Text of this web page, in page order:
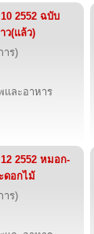
2552 ฉบับ
ว(แล้ว)
าร)
และอาหาร
2552 หมอก-
ดอกไม้
าร)